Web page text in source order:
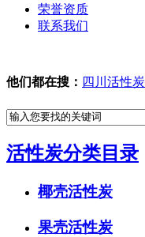
荣誉资质
联系我们
他们都在搜： 四川活性炭
活性炭分类目录
椰壳活性炭
果壳活性炭